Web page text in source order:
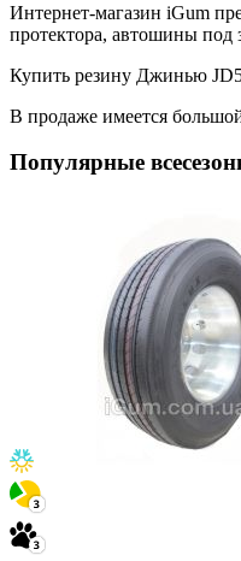
Интернет-магазин iGum
протектора, автошины под
Купить резину Джинью
В продаже имеется
Популярные